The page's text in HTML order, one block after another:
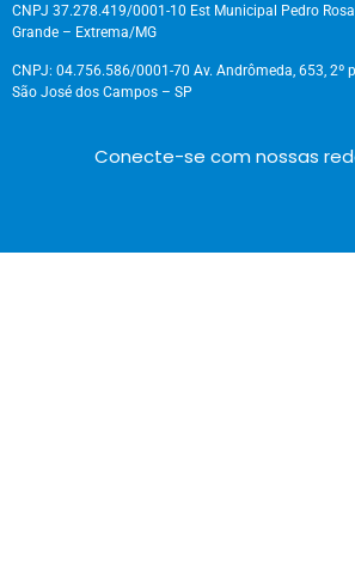
CNPJ 37.278.419/0001-10 Est Municipal Pedro
Grande – Extrema/MG
CNPJ: 04.756.586/0001-70 Av. Andrômeda, 653, 2º
São José dos Campos – SP
Conecte-se com nossas